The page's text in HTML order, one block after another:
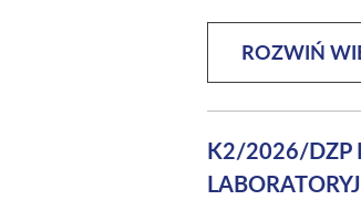
ROZWIŃ
K2/2026/DZP